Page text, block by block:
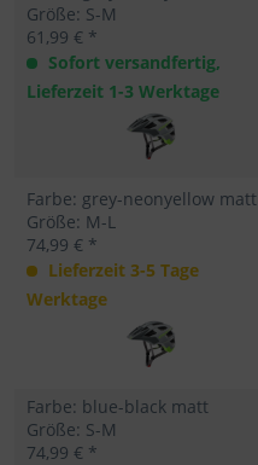
Größe: S-M
61,99 € *
Sofort versandfertig,
Lieferzeit 1-3 Werktage
Farbe: grey-neonyellow matt
Größe: M-L
74,99 € *
Lieferzeit 3-5 Tage
Werktage
Farbe: blue-black matt
Größe: S-M
74,99 € *